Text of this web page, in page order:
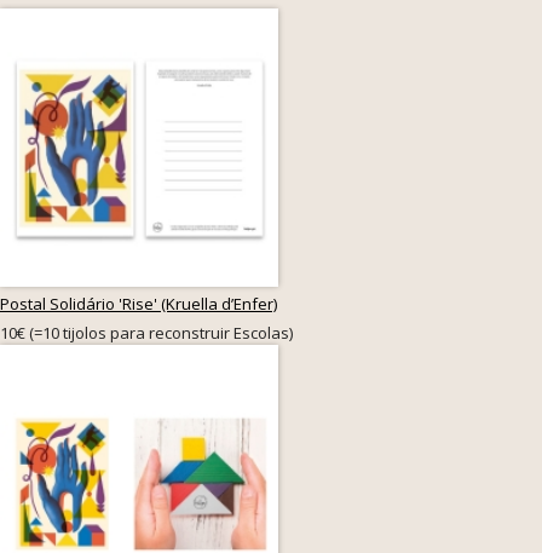
Postal Solidário 'Rise' (Kruella d’Enfer)
10€ (=10 tijolos para reconstruir Escolas)